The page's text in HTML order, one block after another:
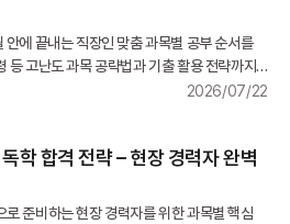
에 끝내는 직장인 맞춤 과목별 공부 순서를
등 고난도 과목 공략법과 기출 활용 전략까지
2026/07/22
학 합격 전략 – 현장 경력자 완벽
준비하는 현장 경력자를 위한 과목별 핵심